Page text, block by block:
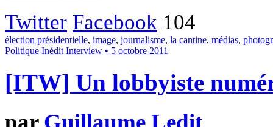
Twitter Facebook 104
élection présidentielle, image, journalisme, la cantine, médias,
Politique Inédit Interview • 5 octobre 2011
[ITW] Un lobbyiste
par Guillaume Ledit